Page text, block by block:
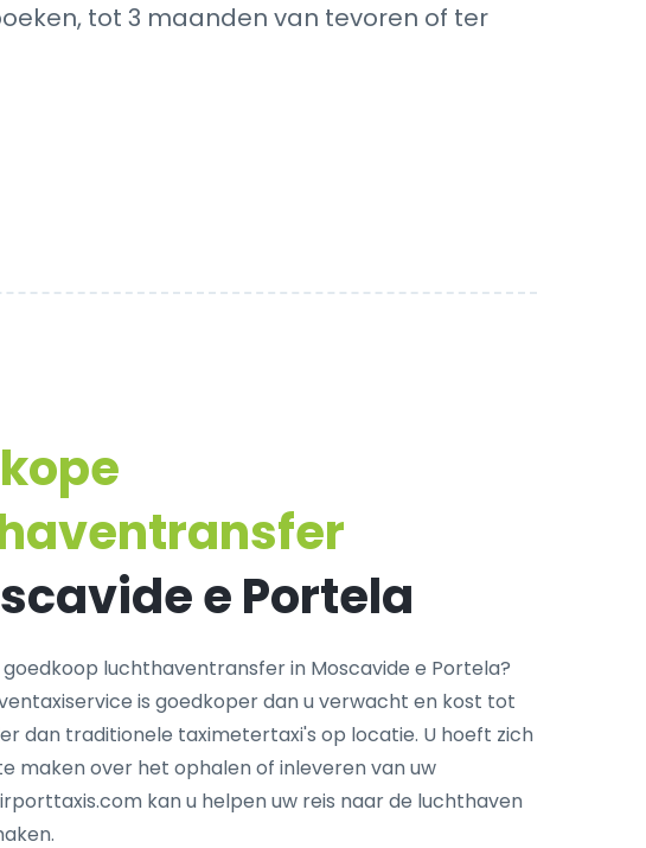
tot 3 maanden van tevoren of ter
e Portela
luchthaventransfer in Moscavide e Portela?
is goedkoper dan u verwacht en kost tot
dan traditionele taximetertaxi's op locatie. U hoeft zich
maken over het ophalen of inleveren van uw
kan u helpen uw reis naar de luchthaven